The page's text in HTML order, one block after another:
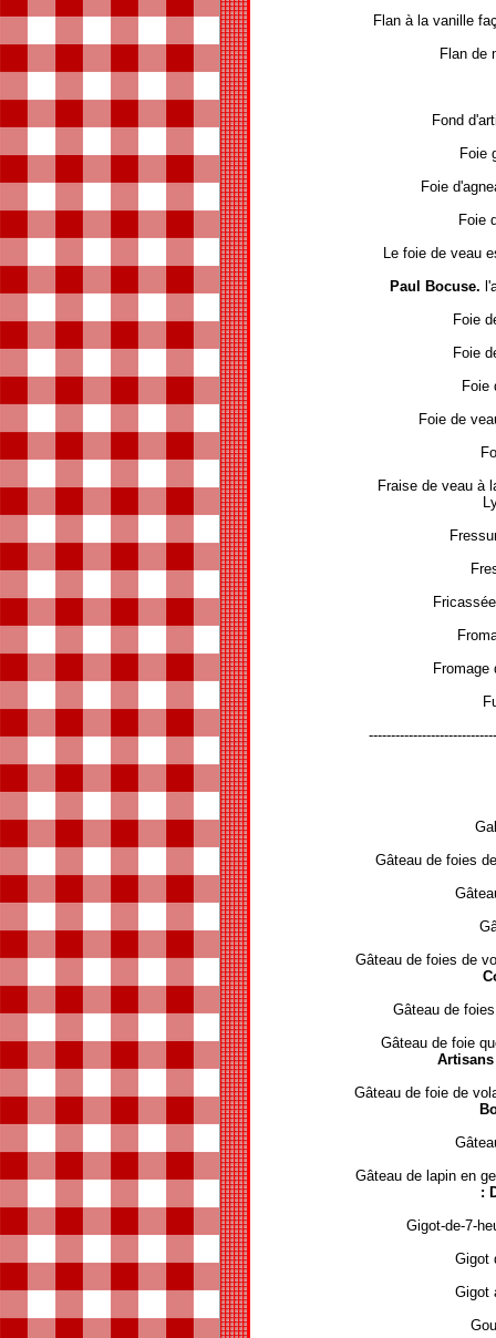
Flan à la vanille
Flan de
Fond
Foie
Foie
Foie
Le foie de veau
Paul Bocuse.
Foie
Foie
Foie
Foie de
Fraise de veau à
Fromage
Gâteau de foies
Gâteau de foies de
Gâteau de
Gâteau de foie
Gâteau de foie de
Gâteau de lapin en
:
Gigot-de-7-
Gigot
Gigot